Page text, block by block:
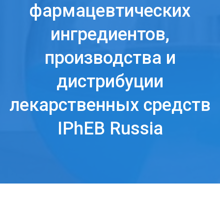
фармацевтических
ингредиентов,
производства и
дистрибуции
лекарственных средств
IPhEB Russia